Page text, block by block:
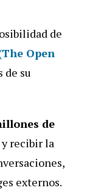
de
Open
de su
de
recibir la
externos.